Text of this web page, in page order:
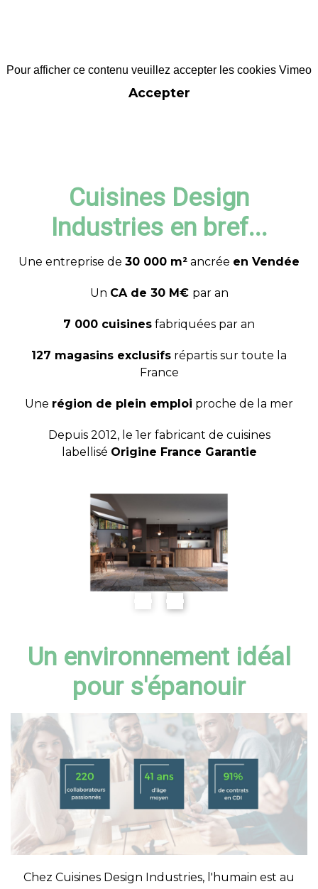
Pour afficher ce contenu veuillez accepter les cookies Vimeo
Accepter
Cuisines Design
Industries en bref...
Une entreprise de 30 000 m² ancrée en Vendée
Un CA de 30 M€ par an
7 000 cuisines fabriquées par an
127 magasins exclusifs répartis sur toute la
France
Une région de plein emploi proche de la mer
Depuis 2012, le 1er fabricant de cuisines
labellisé Origine France Garantie
Un environnement idéal
pour s'épanouir
Chez Cuisines Design Industries, l'humain est au